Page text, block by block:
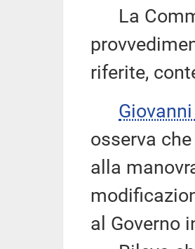
La
riferite,
osserva
alla
al Governo